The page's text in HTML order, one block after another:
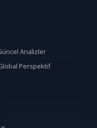
Analizler
Perspektif